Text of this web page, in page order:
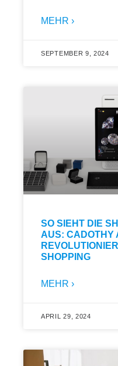
MEHR ›
SEPTEMBER 9, 2024
SO SIEHT DIE
AUS: CADOTHY
SHOPPING
MEHR ›
APRIL 29, 2024